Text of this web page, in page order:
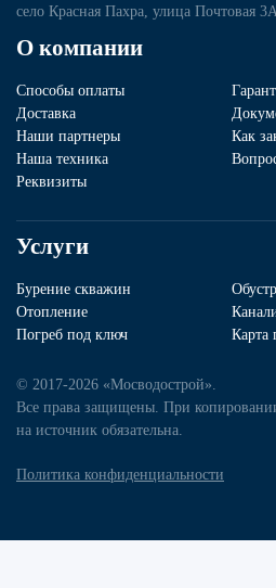
О компании
Способы оплаты
Доставка
Наши партнеры
Как
Наша техника
Реквизиты
Услуги
Бурение скважин
Отопление
Погреб под ключ
Карта
село Красная Пахра, улица Почтовая
© 2017-2026 «Мосводострой».
Все права защищены. При
на источник обязательна.
Политика конфиденциальности